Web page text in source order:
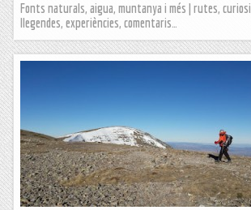
Fonts naturals, aigua, muntanya i més | rutes,
llegendes, experiències, comentaris…